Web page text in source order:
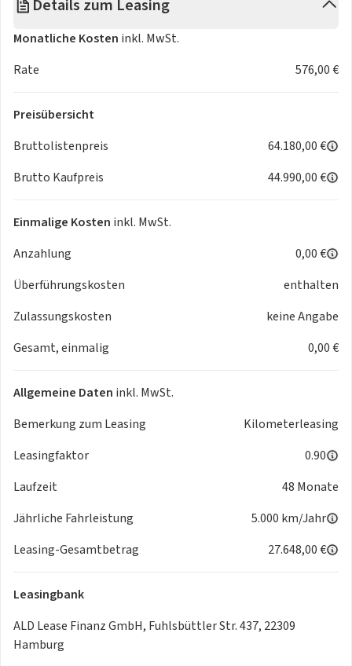
Fahrwerk:
Komfort:
• Parking Assistant
• Verglasung: Akustikverglasung
Sitze:
• Sitzheizung für Fahrer und Beifahrer
Details zum Leasing
Monatliche Kosten inkl. MwSt.
Rate
576,00 €
Preisübersicht
Bruttolistenpreis
64.180,00 €
Brutto Kaufpreis
44.990,00 €
Einmalige Kosten inkl. MwSt.
Anzahlung
0,00 €
Überführungskosten
enthalten
Zulassungskosten
keine Angabe
Gesamt, einmalig
0,00 €
Allgemeine Daten inkl. MwSt.
Bemerkung zum Leasing
Kilometerleasing
Leasingfaktor
0.90
Laufzeit
48 Monate
Jährliche Fahrleistung
5.000 km/Jahr
Leasing-Gesamtbetrag
27.648,00 €
Leasingbank
ALD Lease Finanz GmbH, Fuhlsbüttler Str. 437, 22309
Hamburg